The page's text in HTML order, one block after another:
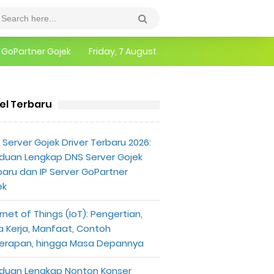
Friday, 7 August
Terbaru
Server Gojek Driver Terbaru 2026:
Lengkap DNS Server Gojek
dan IP Server GoPartner
of Things (IoT): Pengertian,
Kerja, Manfaat, Contoh
hingga Masa Depannya
Lengkap Nonton Konser